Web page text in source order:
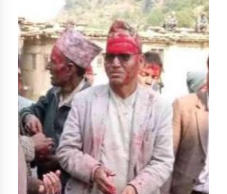
डिभिजन कार्यालय जुम्लाको सुचना सन्देश
कर्णाली प्रविधि शिक्षालय जुम्लाको सुचना
सामाजिक बिकास कार्यालय जुम्लाकाे सुचना